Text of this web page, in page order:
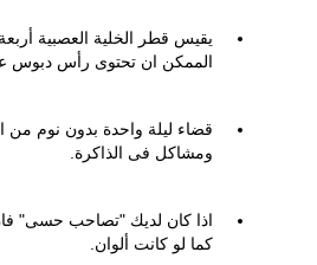
يقيس قطر الخلية العصبية
الممكن ان تحتوى رأس دبوس على
قضاء ليلة واحدة بدون نوم من
ومشاكل فى الذاكرة.
اذا كان لديك "تصاحب حسى"
كما لو كانت ألوان.